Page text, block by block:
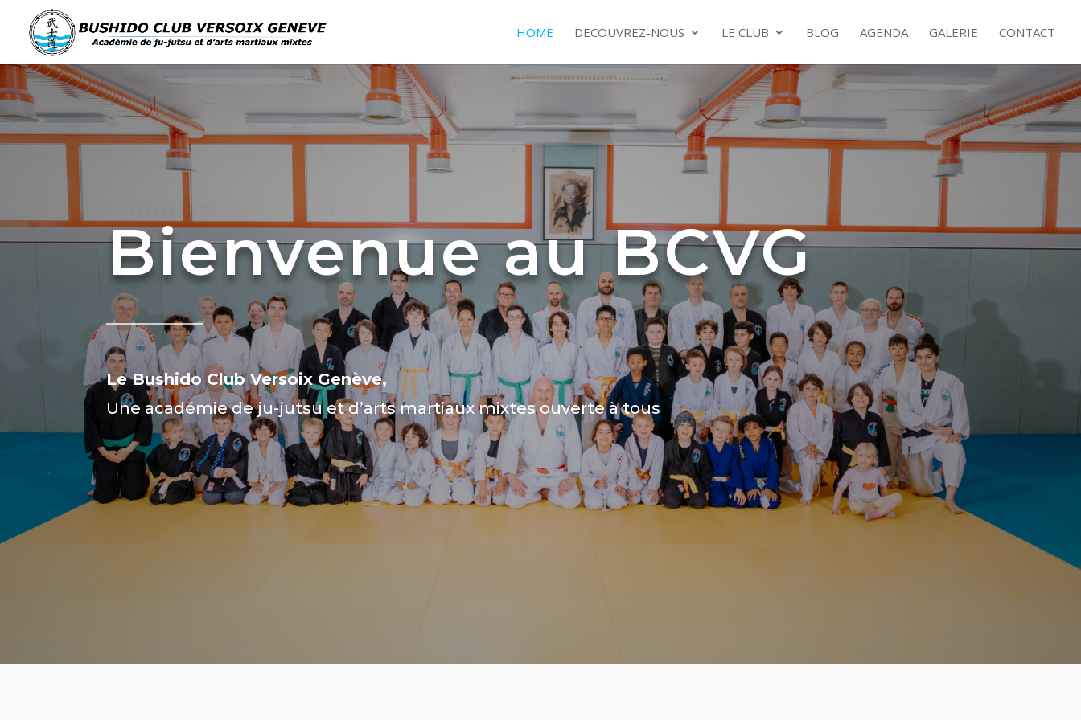
HOME DECOUVREZ-NOUS LE CLUB BLOG AGENDA GALERIE CONTACT
Bienvenue au BCVG
Le Bushido Club Versoix Genève,
Une académie de ju-jutsu et d’arts martiaux mixtes ouverte à tous